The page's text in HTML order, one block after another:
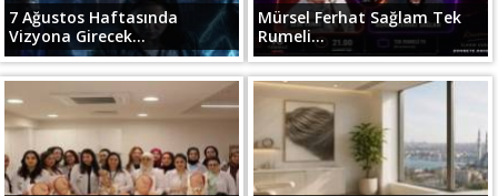
7 Ağustos Haftasında
Vizyona Girecek...
Mürsel Ferhat Sağlam Tek
Rumeli...